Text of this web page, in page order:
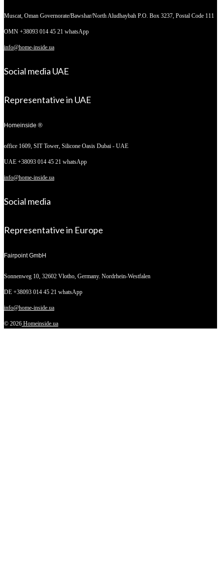
Muscat, Oman Governorate/Bawshar/North Aludhaybah P.O. Box 3237, Postal Code 111
OMN +38093 014 45 21 whatsApp
info@home-inside.ua
Social media UAE
Representative in UAE
Homeinside ®
office 1609, SIT Tower, Silicone Oasis Dubai - UAE
UAE +38093 014 45 21 whatsApp
info@home-inside.ua
Social media
Representative in Europe
Fairpoint GmbH
Sonnenweg 10, 32602 Vlotho, Germany. Nordrhein-Westfalen
DE +38093 014 45 21 whatsApp
info@home-inside.ua
© 2026 Homeinside.ua